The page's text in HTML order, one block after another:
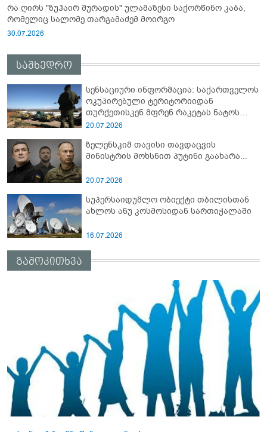
რა ღირს "ზუჰაირ მურადის" ულამაზესი საქორწინო კაბა,
რომელიც სალომე თარგამაძემ მოირგო
30.07.2026
სამხედრო
სენსაციური ინფორმაცია: საქართველოს
ოკუპირებული ტერიტორიიდან
თურქეთისკენ მფრენ რაკეტას ნატოს
სამიტი კინაღამ ჩაუშლია
20.07.2026
ზელენსკიმ თავისი თავდაცვის
მინისტრის მოხსნით პუტინი გაახარა...
20.07.2026
სუპერსაიდუმლო ობიექტი თბილისთან
ახლოს ანუ კოსმოსიდან სართიჭალაში
16.07.2026
გამოკითხვა